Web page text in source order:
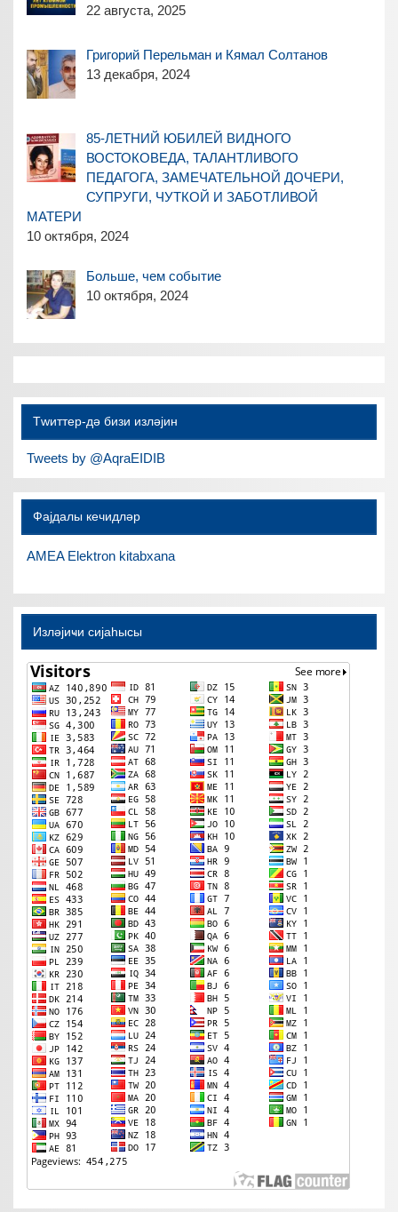
22 августа, 2025
Григорий Перельман и Кямал Солтанов
13 декабря, 2024
85-ЛЕТНИЙ ЮБИЛЕЙ ВИДНОГО
ВОСТОКОВЕДА, ТАЛАНТЛИВОГО
ПЕДАГОГА, ЗАМЕЧАТЕЛЬНОЙ ДОЧЕРИ,
СУПРУГИ, ЧУТКОЙ И ЗАБОТЛИВОЙ
МАТЕРИ
10 октября, 2024
Больше, чем событие
10 октября, 2024
Тwиттер-дә бизи изләјин
Tweets by @AqraEIDIB
Фајдалы кечидләр
AMEA Elektron kitabxana
Изләјиҹи сијаһысы